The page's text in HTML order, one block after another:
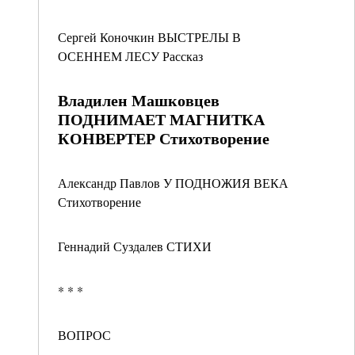
Сергей Коночкин ВЫСТРЕЛЫ В
ОСЕННЕМ ЛЕСУ Рассказ
Владилен Машковцев
ПОДНИМАЕТ МАГНИТКА
КОНВЕРТЕР Стихотворение
Александр Павлов У ПОДНОЖИЯ ВЕКА
Стихотворение
Геннадий Суздалев СТИХИ
* * *
ВОПРОС